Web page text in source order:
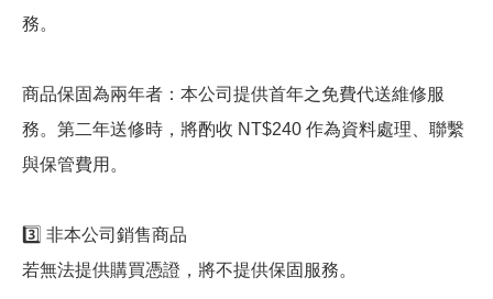
務。
商品保固為兩年者：本公司提供首年之免費代送維修服
務。第二年送修時，將酌收 NT$240 作為資料處理、聯繫
與保管費用。
3️⃣ 非本公司銷售商品
若無法提供購買憑證，將不提供保固服務。